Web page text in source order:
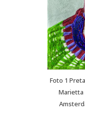
Foto 1
Marietta